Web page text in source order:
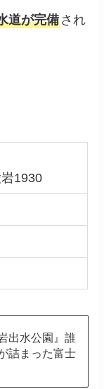
道が完備され
1930
出水公園』誰
詰まった富士